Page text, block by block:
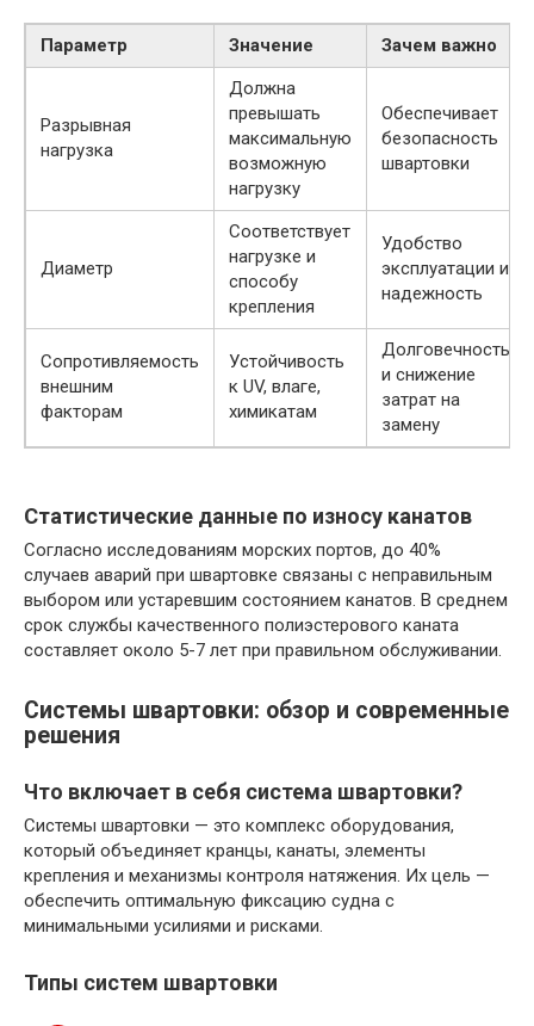
Параметр Значение Зачем важно
Разрывная
нагрузка
Должна
превышать
максимальную
возможную
нагрузку
Обеспечивает
безопасность
швартовки
Диаметр
Соответствует
нагрузке и
способу
крепления
Удобство
эксплуатации и
надежность
Сопротивляемость
внешним
факторам
Устойчивость
к UV, влаге,
химикатам
Долговечность
и снижение
затрат на
замену
Статистические данные по износу канатов
Согласно исследованиям морских портов, до 40%
случаев аварий при швартовке связаны с неправильным
выбором или устаревшим состоянием канатов. В среднем
срок службы качественного полиэстерового каната
составляет около 5-7 лет при правильном обслуживании.
Системы швартовки: обзор и современные
решения
Что включает в себя система швартовки?
Системы швартовки — это комплекс оборудования,
который объединяет кранцы, канаты, элементы
крепления и механизмы контроля натяжения. Их цель —
обеспечить оптимальную фиксацию судна с
минимальными усилиями и рисками.
Типы систем швартовки